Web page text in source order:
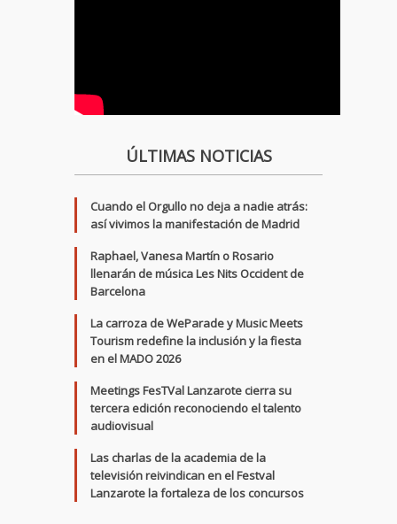
ÚLTIMAS NOTICIAS
Cuando el Orgullo no deja a nadie atrás:
así vivimos la manifestación de Madrid
Raphael, Vanesa Martín o Rosario
llenarán de música Les Nits Occident de
Barcelona
La carroza de WeParade y Music Meets
Tourism redefine la inclusión y la fiesta
en el MADO 2026
Meetings FesTVal Lanzarote cierra su
tercera edición reconociendo el talento
audiovisual
Las charlas de la academia de la
televisión reivindican en el Festval
Lanzarote la fortaleza de los concursos